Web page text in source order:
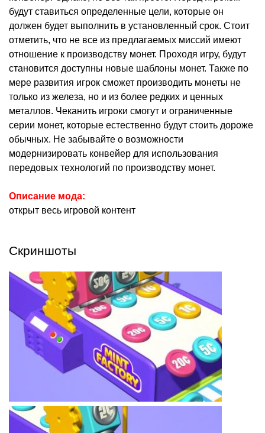
будут ставиться определенные цели, которые он
должен будет выполнить в установленный срок. Стоит
отметить, что не все из предлагаемых миссий имеют
отношение к производству монет. Проходя игру, будут
становится доступны новые шаблоны монет. Также по
мере развития игрок сможет производить монеты не
только из железа, но и из более редких и ценных
металлов. Чеканить игроки смогут и ограниченные
серии монет, которые естественно будут стоить дороже
обычных. Не забывайте о возможности
модернизировать конвейер для использования
передовых технологий по производству монет.
Описание мода:
открыт весь игровой контент
Скриншоты